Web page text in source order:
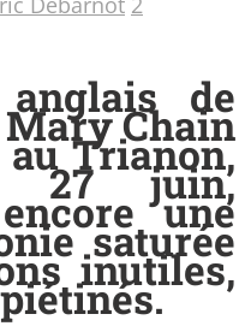
de
Chain
Trianon,
27 juin,
une
saturée
inutiles,